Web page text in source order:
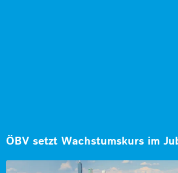
ÖBV setzt Wachstumskurs im